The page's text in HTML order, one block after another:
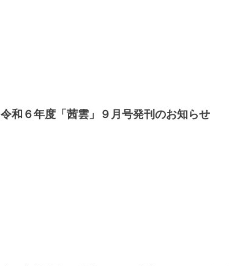
令和６年度「茜雲」９月号発刊のお知らせ